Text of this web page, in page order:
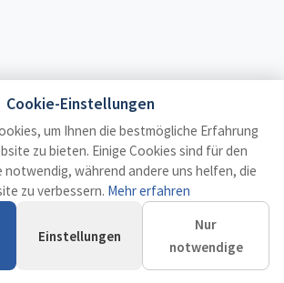
2026 Steuerberater Dr. Weiß
Haftungsausschluss
Cookie-Einstellungen
um Ihnen die bestmögliche Erfahrung
zu bieten. Einige Cookies sind für den
notwendig, während andere uns helfen, die
zu verbessern. Mehr erfahren
Einstellungen
Nur
notwendige